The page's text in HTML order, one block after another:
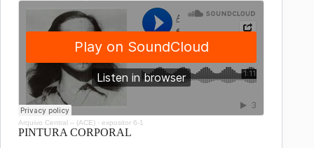
Arquivo Central – (ACE) · expositor 6-1
PINTURA CORPORAL